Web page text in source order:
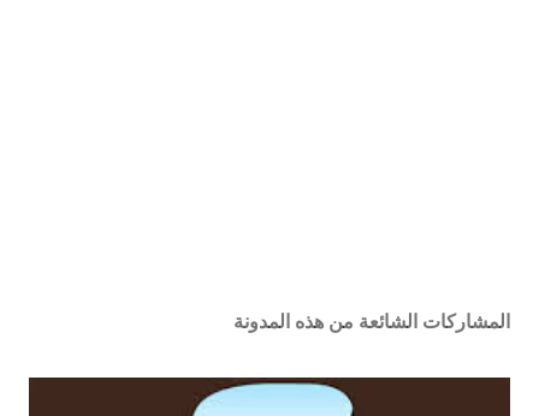
المشاركات الشائعة من هذه المدونة